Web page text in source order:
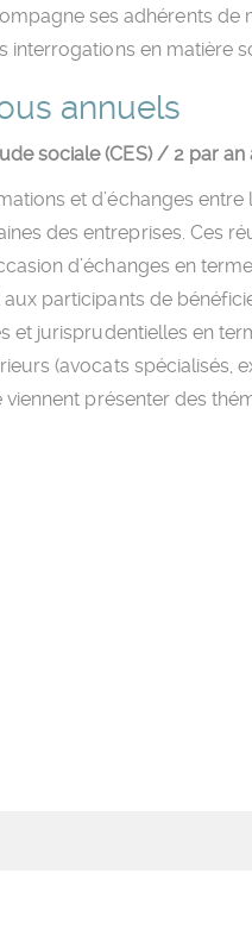
ses adhérents de
interrogations en matière
annuels
sociale (CES) / 2 par
et d’échanges
des entreprises. Ces
d’échanges en
participants de
et jurisprudentielles en
(avocats spécialisés,
viennent présenter des